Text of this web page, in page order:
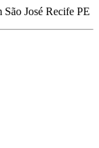
José Recife PE